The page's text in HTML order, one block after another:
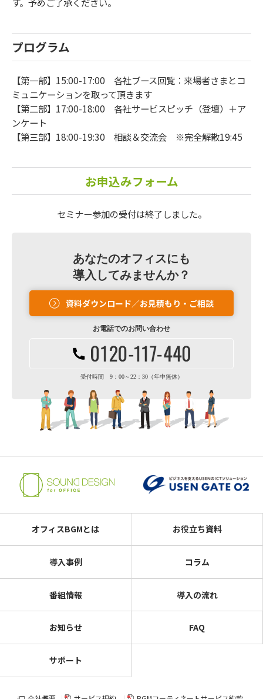
プログラム
【第一部】15:00-17:00 各社ブース回覧：来場者さまとコ
ミュニケーションを取って頂きます
【第二部】17:00-18:00 各社サービスピッチ（登壇）＋ア
ンケート
【第三部】18:00-19:30 相談＆交流会 ※完全解散19:45
お申込みフォーム
セミナー参加の受付は終了しました。
あなたのオフィスにも
導入してみませんか？
資料ダウンロード／お見積もり・ご相談
お電話でのお問い合わせ
受付時間 9：00～22：30（年中無休）
オフィスBGMとは お役立ち資料
導入事例 コラム
番組情報 導入の流れ
お知らせ FAQ
サポート